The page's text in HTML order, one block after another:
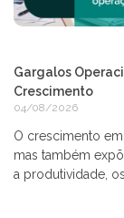
Gargalos
Crescimento
04/08/2026
O crescimento
mas também
a produtividade,